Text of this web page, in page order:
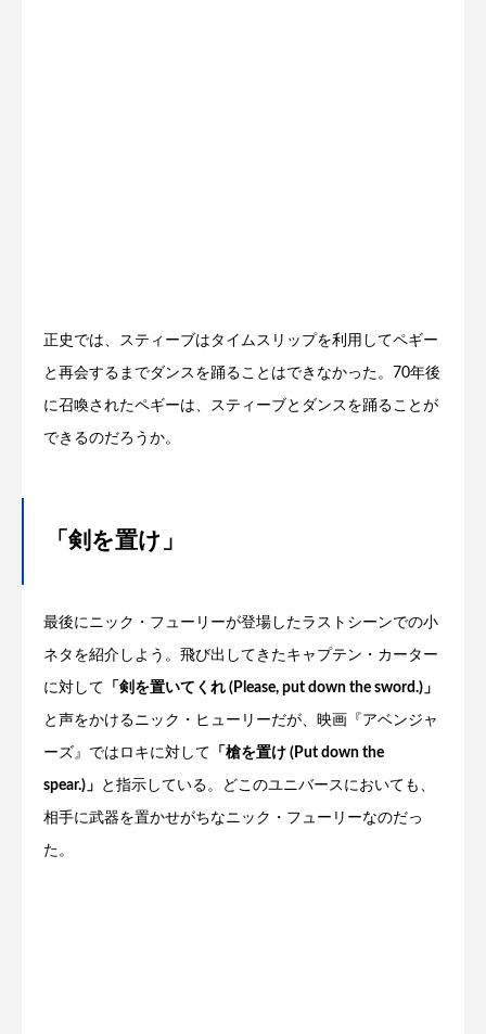
正史では、スティーブはタイムスリップを利用してペギー
と再会するまでダンスを踊ることはできなかった。70年後
に召喚されたペギーは、スティーブとダンスを踊ることが
できるのだろうか。
「剣を置け」
最後にニック・フューリーが登場したラストシーンでの小
ネタを紹介しよう。飛び出してきたキャプテン・カーター
に対して 「剣を置いてくれ (Please, put down the sword.)」
と声をかけるニック・ヒューリーだが、映画『アベンジャ
ーズ』ではロキに対して 「槍を置け (Put down the
spear.)」 と指示している。どこのユニバースにおいても、
相手に武器を置かせがちなニック・フューリーなのだっ
た。